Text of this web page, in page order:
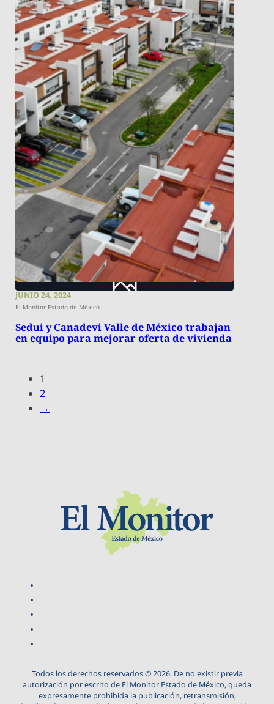
JUNIO 24, 2024
El Monitor Estado de México
Sedui y Canadevi Valle de México trabajan
en equipo para mejorar oferta de vivienda
1
2
→
Todos los derechos reservados © 2026. De no existir previa
autorización por escrito de El Monitor Estado de México, queda
expresamente prohibida la publicación, retransmisión,